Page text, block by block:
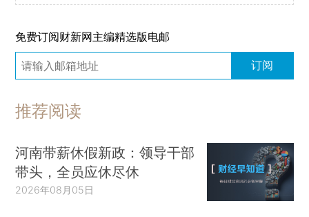
免费订阅财新网主编精选版电邮
订阅
推荐阅读
河南带薪休假新政：领导干部
带头，全员应休尽休
2026年08月05日